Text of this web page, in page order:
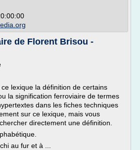
de Florent Brisou -
lexique la définition de certains
la signification ferroviaire de termes
dans les fiches techniques
sur ce lexique, mais vous
directement une définition.
au fur et à ...